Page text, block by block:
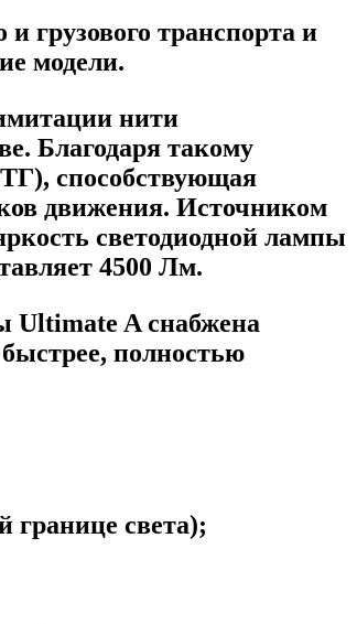
грузового транспорта и
модели.
нити
Благодаря такому
способствующая
движения. Источником
светодиодной лампы
4500 Лм.
Ultimate A снабжена
полностью
границе света);